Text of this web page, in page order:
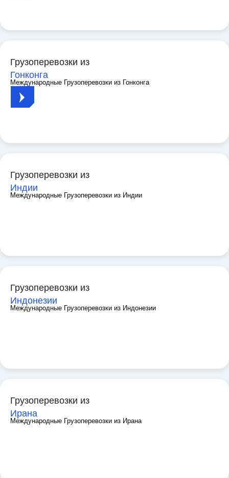
Грузоперевозки из
Гонконга
Международные Грузоперевозки из Гонконга
Грузоперевозки из
Индии
Международные Грузоперевозки из Индии
Грузоперевозки из
Индонезии
Международные Грузоперевозки из Индонезии
Грузоперевозки из
Ирана
Международные Грузоперевозки из Ирана